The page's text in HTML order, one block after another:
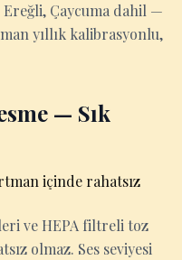
Çaycuma dahil —
yıllık kalibrasyonlu,
— Sık
içinde rahatsız
ve HEPA filtreli toz
olmaz. Ses seviyesi